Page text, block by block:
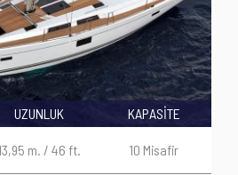
UZUNLUK
m. / 46 ft.
KAPASİTE
10 Misafir